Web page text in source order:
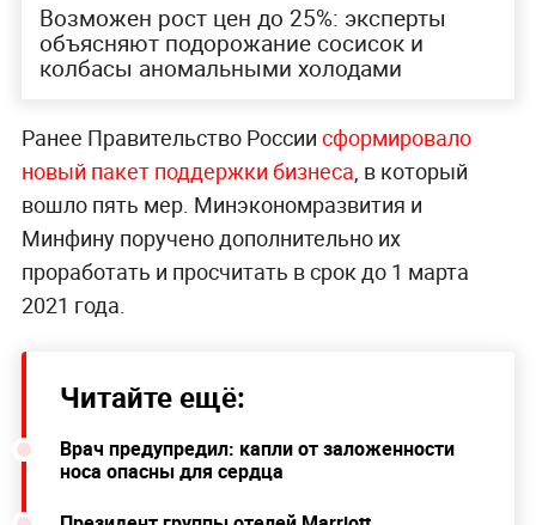
Возможен рост цен до 25%: эксперты
объясняют подорожание сосисок и
колбасы аномальными холодами
Ранее Правительство России сформировало
новый пакет поддержки бизнеса, в который
вошло пять мер. Минэкономразвития и
Минфину поручено дополнительно их
проработать и просчитать в срок до 1 марта
2021 года.
Читайте ещё:
Врач предупредил: капли от заложенности
носа опасны для сердца